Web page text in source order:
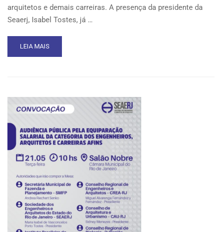
arquitetos e demais carreiras. A presença da presidente da
Seaerj, Isabel Tostes, já …
READ
MORE
EQUIPARAÇÃO
SALARIAL
CATEGORIA
DOS
ENGENHEIROS,
ARQUITETOS
E
CARREIRAS
AFINS
LEIA MAIS